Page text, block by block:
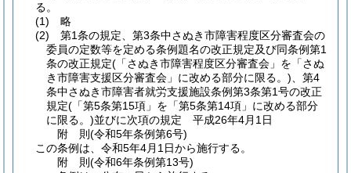
る。
(1)
略
(2)
第1条の規定、第3条中さぬき市障害程度区分審査会の
委員の定数等を定める条例題名の改正規定及び同条例第1
条の改正規定(「さぬき市障害程度区分審査会」を「さぬ
き市障害支援区分審査会」に改める部分に限る。) 、第4
条中さぬき市障害者就労支援施設条例第3条第1号の改正
規定(「第5条第15項」を「第5条第14項」に改める部分
に限る。)並びに次項の規定 平成26年4月1日
附 則(令和5年条例第6号)
この条例は、令和5年4月1日から施行する。
附 則(令和6年条例第13号)